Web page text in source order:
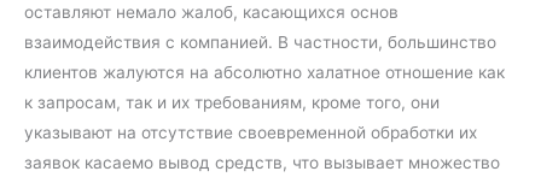
оставляют немало жалоб, касающихся основ
взаимодействия с компанией. В частности, большинство
клиентов жалуются на абсолютно халатное отношение как
к запросам, так и их требованиям, кроме того, они
указывают на отсутствие своевременной обработки их
заявок касаемо вывод средств, что вызывает множество